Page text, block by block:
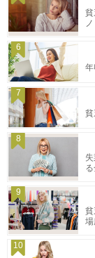
ノ
6
7
8
9
場
10